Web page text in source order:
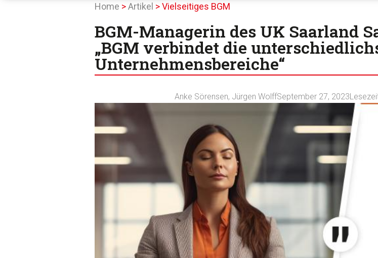
Home >Artikel >Vielseitiges BGM
BGM-Managerin des UK Saarland
„BGM verbindet die
Unternehmensbereiche“
Anke Sörensen, Jürgen WolffSeptember 27, 2023